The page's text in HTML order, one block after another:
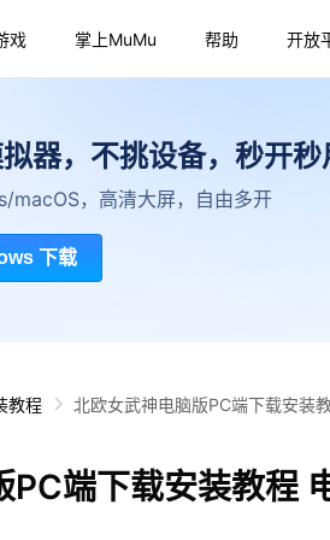
戏 掌上MuMu 帮助 开放
器，不挑设备，秒开秒
macOS，高清大屏，自由多开
下载
教程 北欧女武神电脑版PC端下载安装
PC端下载安装教程